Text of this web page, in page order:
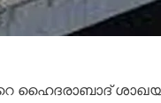
ശാഖയില്‍